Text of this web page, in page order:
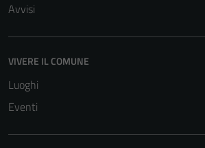
Avvisi
VIVERE IL COMUNE
Luoghi
Eventi